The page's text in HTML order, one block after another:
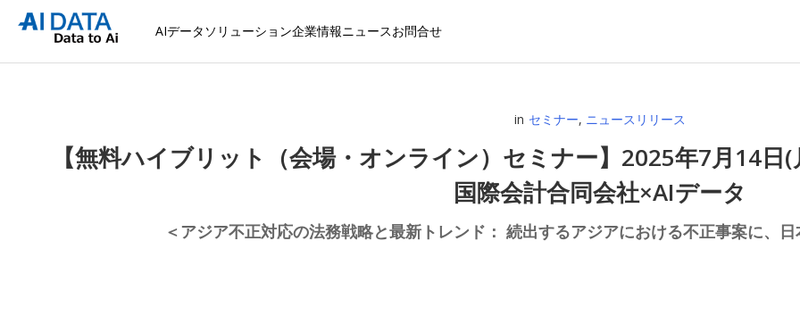
AIデータソリューション企業情報ニュースお問合せ
in セミナー, ニュースリリース
【無料ハイブリット（会場・オンライン）セミナー】2025年7月14日
国際会計合同会社×AIデータ
＜アジア不正対応の法務戦略と最新トレンド： 続出するアジアにおける不正事案に、